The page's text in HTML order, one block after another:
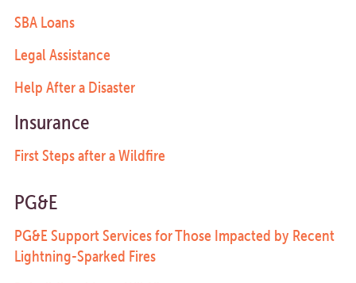
SBA Loans
Legal Assistance
Help After a Disaster
Insurance
First Steps after a Wildfire
PG&E
PG&E Support Services for Those Impacted by Recent
Lightning-Sparked Fires